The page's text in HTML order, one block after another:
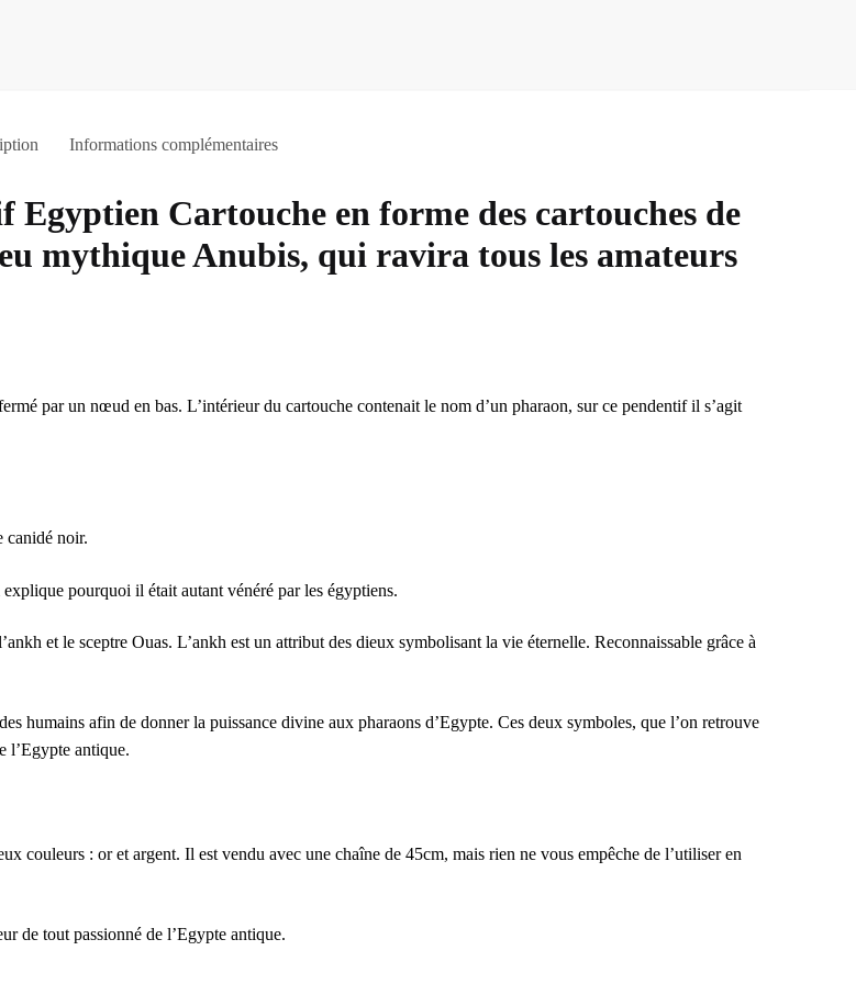
Informations complémentaires
Egyptien Cartouche en forme des cartouches de
mythique Anubis, qui ravira tous les amateurs
par un nœud en bas. L’intérieur du cartouche contenait le nom d’un pharaon, sur ce pendentif il s’agit
canidé noir.
pourquoi il était autant vénéré par les égyptiens.
et le sceptre Ouas. L’ankh est un attribut des dieux symbolisant la vie éternelle. Reconnaissable grâce à
humains afin de donner la puissance divine aux pharaons d’Egypte. Ces deux symboles, que l’on retrouve
l’Egypte antique.
couleurs : or et argent. Il est vendu avec une chaîne de 45cm, mais rien ne vous empêche de l’utiliser en
de tout passionné de l’Egypte antique.